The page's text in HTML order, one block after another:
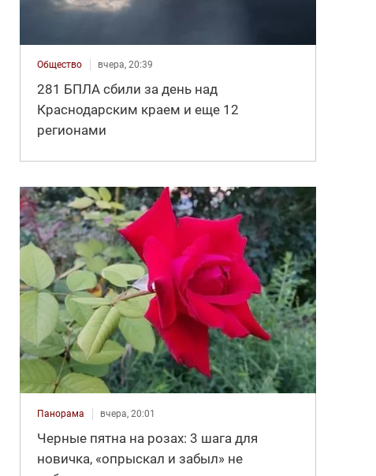
Общество вчера, 20:39
281 БПЛА сбили за день над
Краснодарским краем и еще 12
регионами
Панорама вчера, 20:01
Черные пятна на розах: 3 шага для
новичка, «опрыскал и забыл» не